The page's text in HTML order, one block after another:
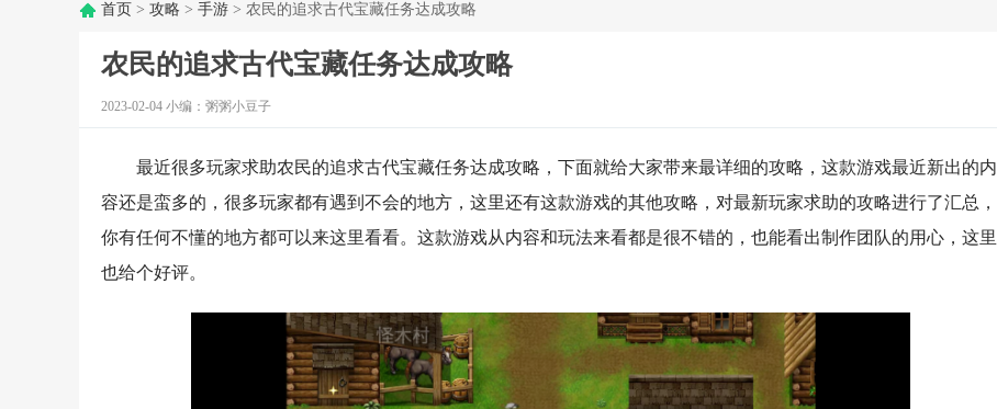
首页 > 攻略 > 手游 > 农民的追求古代宝藏任务达成攻略
农民的追求古代宝藏任务达成攻略
2023-02-04 小编：粥粥小豆子
最近很多玩家求助农民的追求古代宝藏任务达成攻略，下面就给大家带来最详细的攻略，这款游戏最近新出的内
容还是蛮多的，很多玩家都有遇到不会的地方，这里还有这款游戏的其他攻略，对最新玩家求助的攻略进行了汇总，
你有任何不懂的地方都可以来这里看看。这款游戏从内容和玩法来看都是很不错的，也能看出制作团队的用心，这里
也给个好评。